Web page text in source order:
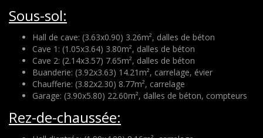
Sous-sol:
Hall de cave: (3.63x0.90) 3.26m², dalles de béton
Cave 1: (1.05x3.64) 3.80m², dalles de béton
Cave 2: (2.14x3.57) 7.65m², dalles de béton
Buanderie: (3.92x3.63) 14.21m², carrelage, évier
Chaufferie: (3.82x2.30) 8.77m², carrelage
Garage: (3.90x5.80) 22.60m², dalles de béton, compteurs
Rez-de-chaussée: